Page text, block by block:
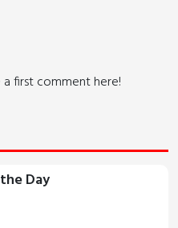
first comment here!
Day